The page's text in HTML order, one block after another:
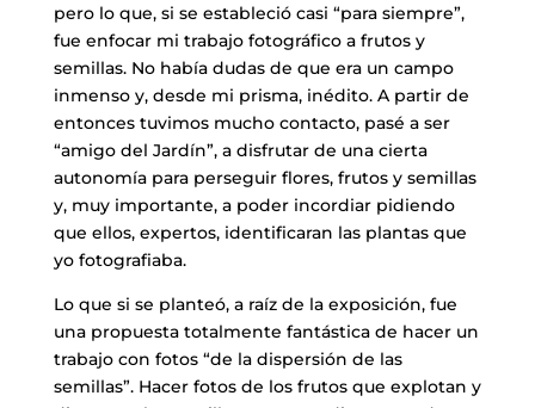
pero lo que, si se estableció casi “para siempre”,
fue enfocar mi trabajo fotográfico a frutos y
semillas. No había dudas de que era un campo
inmenso y, desde mi prisma, inédito. A partir de
entonces tuvimos mucho contacto, pasé a ser
“amigo del Jardín”, a disfrutar de una cierta
autonomía para perseguir flores, frutos y semillas
y, muy importante, a poder incordiar pidiendo
que ellos, expertos, identificaran las plantas que
yo fotografiaba.
Lo que si se planteó, a raíz de la exposición, fue
una propuesta totalmente fantástica de hacer un
trabajo con fotos “de la dispersión de las
semillas”. Hacer fotos de los frutos que explotan y